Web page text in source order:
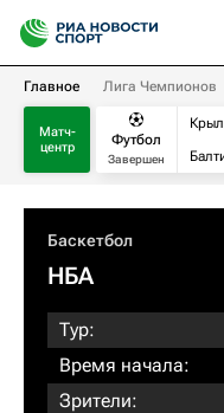
Главное Лига Чемпионов
Матч-
центр
Футбол
Завершен
Баскетбол
НБА
Тур:
Время начала:
Зрители: